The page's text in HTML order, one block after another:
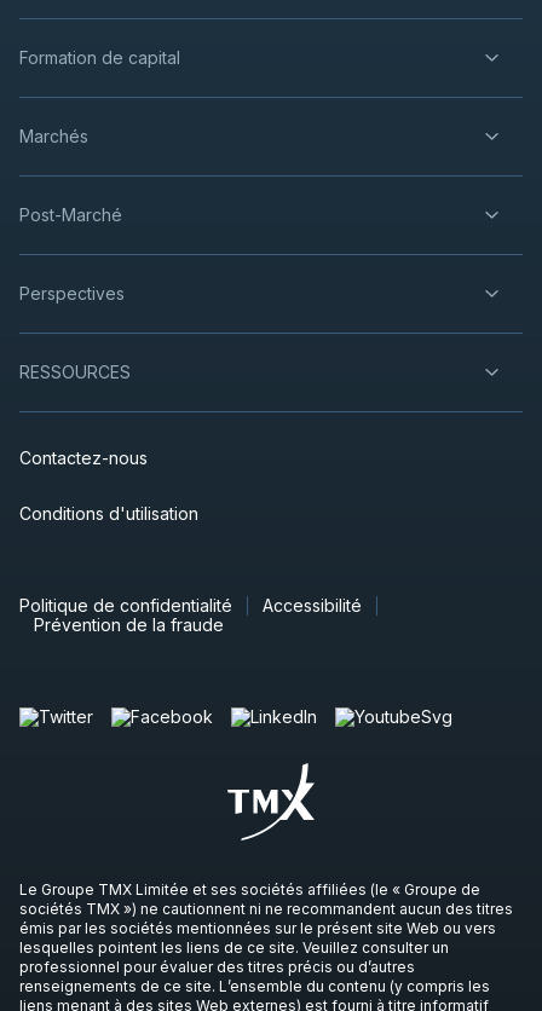
Formation de capital
Marchés
Post-Marché
Perspectives
RESSOURCES
Contactez-nous
Conditions d'utilisation
Politique de confidentialité
Accessibilité
Prévention de la fraude
Le Groupe TMX Limitée et ses sociétés affiliées (le « Groupe de
sociétés TMX ») ne cautionnent ni ne recommandent aucun des titres
émis par les sociétés mentionnées sur le présent site Web ou vers
lesquelles pointent les liens de ce site. Veuillez consulter un
professionnel pour évaluer des titres précis ou d’autres
renseignements de ce site. L’ensemble du contenu (y compris les
liens menant à des sites Web externes) est fourni à titre informatif